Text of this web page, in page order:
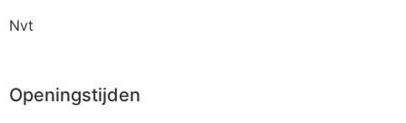
Nvt
Openingstijden